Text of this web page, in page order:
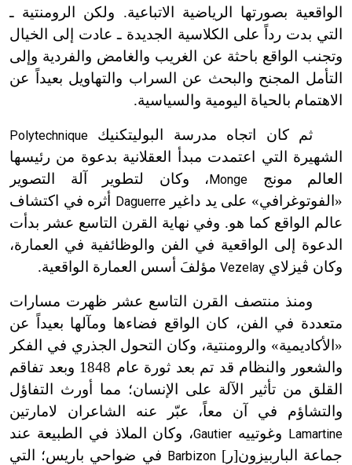
الواقعية بصورتها الرياضية الاتباعية. ولكن الرومنتية ـ
التي بدت رداً على الكلاسية الجديدة ـ عادت إلى الخيال
وتجنب الواقع باحثة عن الغريب والغامض والفردية وإلى
التأمل المجنح والبحث عن السراب والتهاويل بعيداً عن
الاهتمام بالحياة اليومية والسياسية.
ثم كان اتجاه مدرسة البوليتكنيك Polytechnique
الشهيرة التي اعتمدت مبدأ العقلانية بدعوة من رئيسها
العالم مونج Monge ، وكان لتطوير آلة التصوير
«الفوتوغرافي» على يد داغيرDaguerre
أثره في اكتشاف
عالم الواقع كما هو. وفي نهاية القرن التاسع عشر بدأت
الدعوة إلى الواقعية في الفن والوظائفية في العمارة،
وكان ڤيزلاي Vezelay مؤلفَ أسس العمارة الواقعية.
ومنذ منتصف القرن التاسع عشر ظهرت مسارات
متعددة في الفن، كان الواقع فضاءها ومآلها بعيداً عن
«الأكاديمية» والرومنتية، وكان التحول الجذري في الفكر
والشعور والنظام قد تم بعد ثورة عام 1848 وبعد تفاقم
القلق من تأثير الآلة على الإنسان؛ مما أورث التفاؤل
والتشاؤم في آن معاً، عبّر عنه الشاعران لامارتين
Lamartine وغوتييه Gautier، وكان الملاذ في الطبيعة عند
جماعة الباربيزون[ر]Barbizon في ضواحي باريس؛ التي